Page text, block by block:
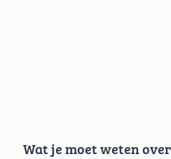
Wat je moet weten